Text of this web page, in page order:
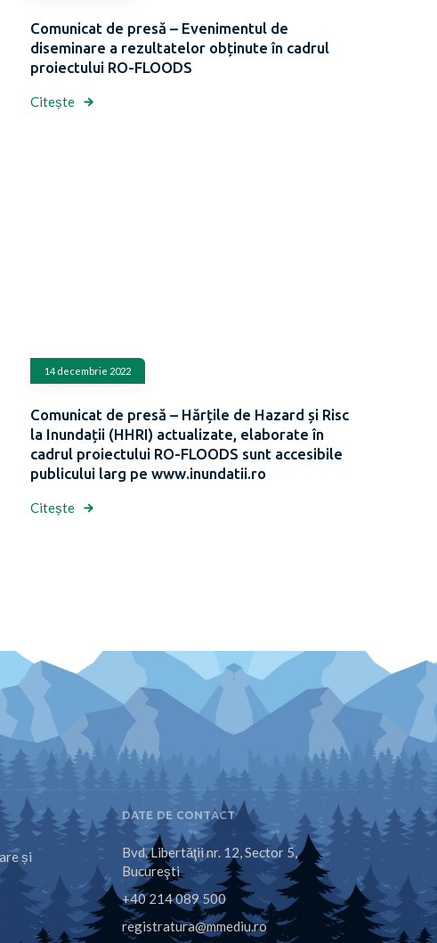
Comunicat de presă – Evenimentul de
diseminare a rezultatelor obținute în cadrul
proiectului RO-FLOODS
Citește
14 decembrie 2022
Comunicat de presă – Hărțile de Hazard și Risc
la Inundații (HHRI) actualizate, elaborate în
cadrul proiectului RO-FLOODS sunt accesibile
publicului larg pe www.inundatii.ro
Citește
și
DATE DE CONTACT
Bvd. Libertăţii nr. 12, Sector 5,
Bucureşti
+40 214 089 500
registratura@mmediu.ro